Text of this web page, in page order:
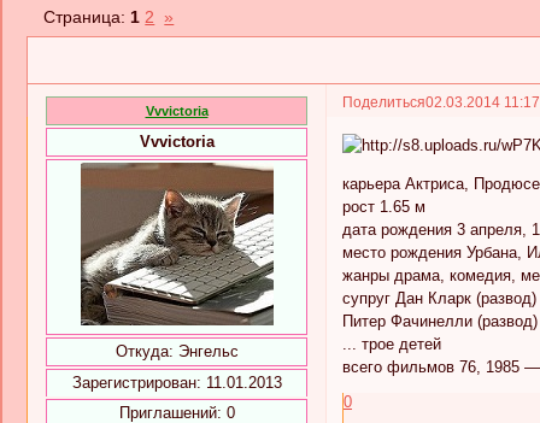
Страница:1 2 »
Поделиться02.03.2014
Vvvictoria
Vvvictoria
Откуда: Энгельс
Зарегистрирован: 11.01.2013
Приглашений: 0
карьера Актриса,
рост 1.65 м
дата рождения 3 апреля,
место рождения Урбана,
жанры драма, комедия,
супруг Дан Кларк (развод)
Питер Фачинелли (развод)
... трое детей
всего фильмов 76, 1985
0